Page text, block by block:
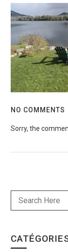
NO COMMENTS
Sorry, the